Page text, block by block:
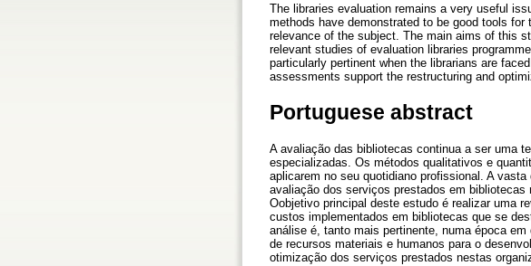
The libraries evaluation remains a very useful
methods have demonstrated to be good tools
relevance of the subject. The main aims of this
relevant studies of evaluation libraries
particularly pertinent when the librarians are
assessments support the restructuring and
Portuguese abstract
A avaliação das bibliotecas continua a ser uma
especializadas. Os métodos qualitativos e
aplicarem no seu quotidiano profissional. A
avaliação dos serviços prestados em
Oobjetivo principal deste estudo é realizar uma
custos implementados em bibliotecas que se
análise é, tanto mais pertinente, numa época
de recursos materiais e humanos para o
otimização dos serviços prestados nestas